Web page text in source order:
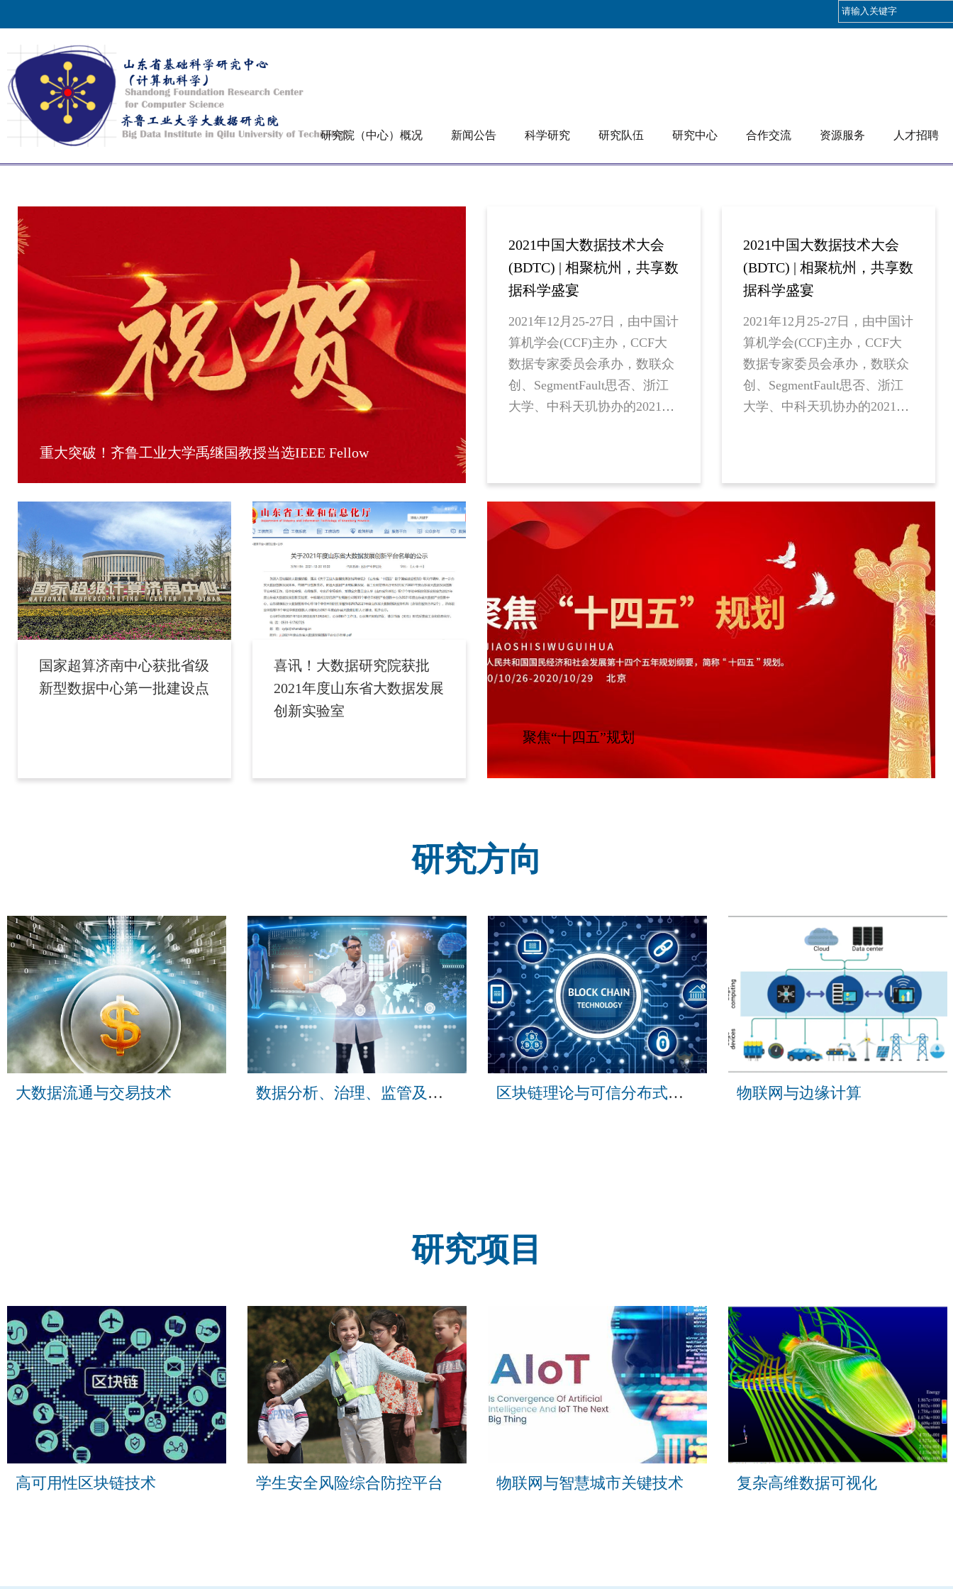
研究院（中心）概况 新闻公告 科学研究 研究队伍 研究中心 合作交流 资源服务 人才招聘
重大突破！齐鲁工业大学禹继国教授当选IEEE Fellow
国家超算济南中心获批省级
新型数据中心第一批建设点
喜讯！大数据研究院获批
2021年度山东省大数据发展
创新实验室
2021中国大数据技术大会
(BDTC) | 相聚杭州，共享数
据科学盛宴
2021年12月25-27日，由中国计
算机学会(CCF)主办，CCF大
数据专家委员会承办，数联众
创、SegmentFault思否、浙江
大学、中科天玑协办的2021中
领域学术及企业专家将齐聚于
此，围绕开源技术与数字经
学、研、用全面推动大数据生
态的完善。
2021中国大数据技术大会
(BDTC) | 相聚杭州，共享数
据科学盛宴
2021年12月25-27日，由中国计
算机学会(CCF)主办，CCF大
数据专家委员会承办，数联众
创、SegmentFault思否、浙江
大学、中科天玑协办的2021中
济，展开精彩讨论，从产、
学、研、用全面推动大数据生
态的完善。
聚焦“十四五”规划
研究方向
大数据流通与交易技术 数据分析、治理、监管及标准化 区块链理论与可信分布式计算 物联网与边缘计算
研究项目
高可用性区块链技术 学生安全风险综合防控平台 物联网与智慧城市关键技术 复杂高维数据可视化